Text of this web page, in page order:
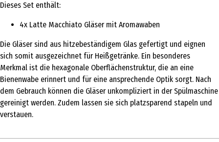
Dieses Set enthält:
4x Latte Macchiato Gläser mit Aromawaben
Die Gläser sind aus hitzebeständigem Glas gefertigt und eignen
sich somit ausgezeichnet für Heißgetränke. Ein besonderes
Merkmal ist die hexagonale Oberflächenstruktur, die an eine
Bienenwabe erinnert und für eine ansprechende Optik sorgt. Nach
dem Gebrauch können die Gläser unkompliziert in der Spülmaschine
gereinigt werden. Zudem lassen sie sich platzsparend stapeln und
verstauen.